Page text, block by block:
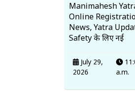
Manimahesh
Online
News, Yatra
Safety के लिए नई
July 29,
2026
a.m.